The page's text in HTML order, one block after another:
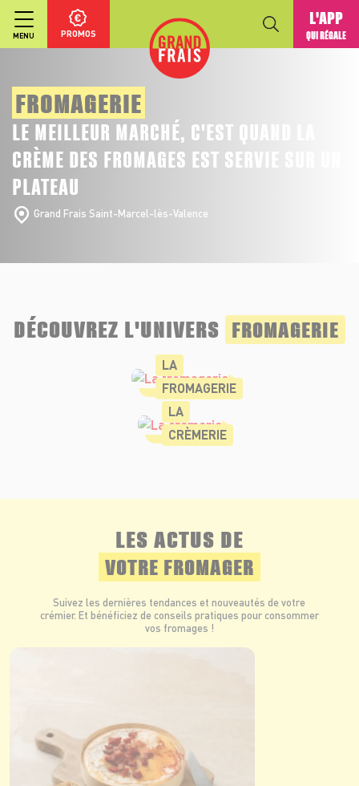
MENU PROMOS
L'APP
QUI RÉGALE
FROMAGERIE
LE MEILLEUR MARCHÉ, C'EST QUAND LA
CRÈME DES FROMAGES EST SERVIE SUR UN
PLATEAU
Grand Frais Saint-Marcel-lès-Valence
DÉCOUVREZ L'UNIVERS FROMAGERIE
LA
FROMAGERIE
LA
CRÈMERIE
LES ACTUS DE
VOTRE FROMAGER
Suivez les dernières tendances et nouveautés de votre
crémier. Et bénéficiez de conseils pratiques pour consommer
vos fromages !